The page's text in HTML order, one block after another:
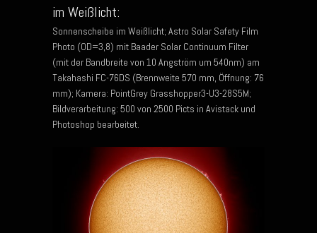
im Weißlicht:
Sonnenscheibe im Weißlicht; Astro Solar Safety Film
Photo (OD=3,8) mit Baader Solar Continuum Filter
(mit der Bandbreite von 10 Angström um 540nm) am
Takahashi FC-76DS (Brennweite 570 mm, Öffnung: 76
mm); Kamera: PointGrey Grasshopper3-U3-28S5M;
Bildverarbeitung: 500 von 2500 Picts in Avistack und
Photoshop bearbeitet.